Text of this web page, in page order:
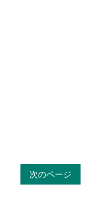
次のページ